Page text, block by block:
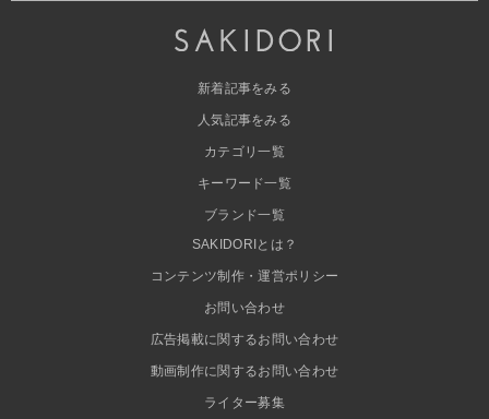
新着記事をみる
人気記事をみる
カテゴリ一覧
キーワード一覧
ブランド一覧
SAKIDORIとは？
コンテンツ制作・運営ポリシー
お問い合わせ
広告掲載に関するお問い合わせ
動画制作に関するお問い合わせ
ライター募集